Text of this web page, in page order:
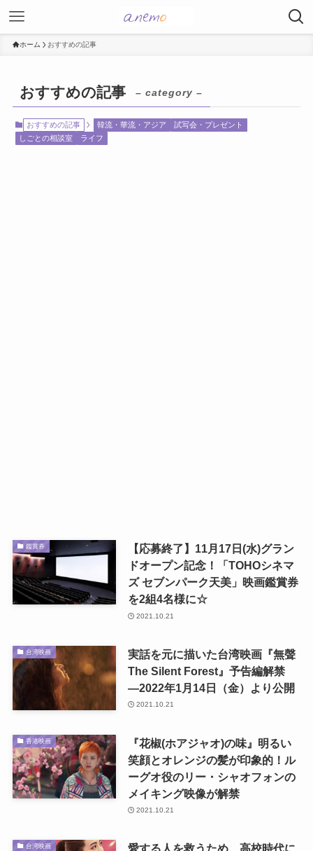
ホーム おすすめの記事
おすすめの記事 – category –
おすすめの記事 韓流・華流・アジア
試写会・プレゼント
しごとの相談室
ライフ
鑑賞券
【応募終了】11月17日(水)グラン
ドオープン記念！「TOHOシネマ
ズ セブンパーク天美」映画鑑賞券
を2組4名様に☆
2021.10.21
台湾映画
実話を元に描いた台湾映画『無聲
The Silent Forest』予告編解禁
―2022年1月14日（金）より公開
2021.10.21
香港映画
『花椒(ホアジャオ)の味』明るい
笑顔とオレンジの髪が印象的！ル
ーグオ役のリー・シャオフォンの
メイキング映像が解禁
2021.10.21
台湾映画